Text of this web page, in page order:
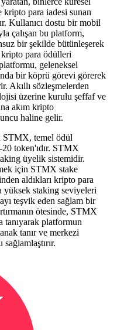
kripto para iadesi sunan
Kullanıcı dostu bir mobil
çalışan bu platform,
bir şekilde bütünleşerek
kripto para ödülleri
geleneksel
bir köprü görevi görerek
Akıllı sözleşmelerden
üzerine kurulu şeffaf ve
akım kripto
haline gelir.
STMX, temel ödül
token'ıdır. STMX
üyelik sistemidir.
için STMX stake
aldıkları kripto para
yüksek staking seviyeleri
teşvik eden sağlam bir
ötesinde, STMX
tanıyarak platformun
tanır ve merkezi